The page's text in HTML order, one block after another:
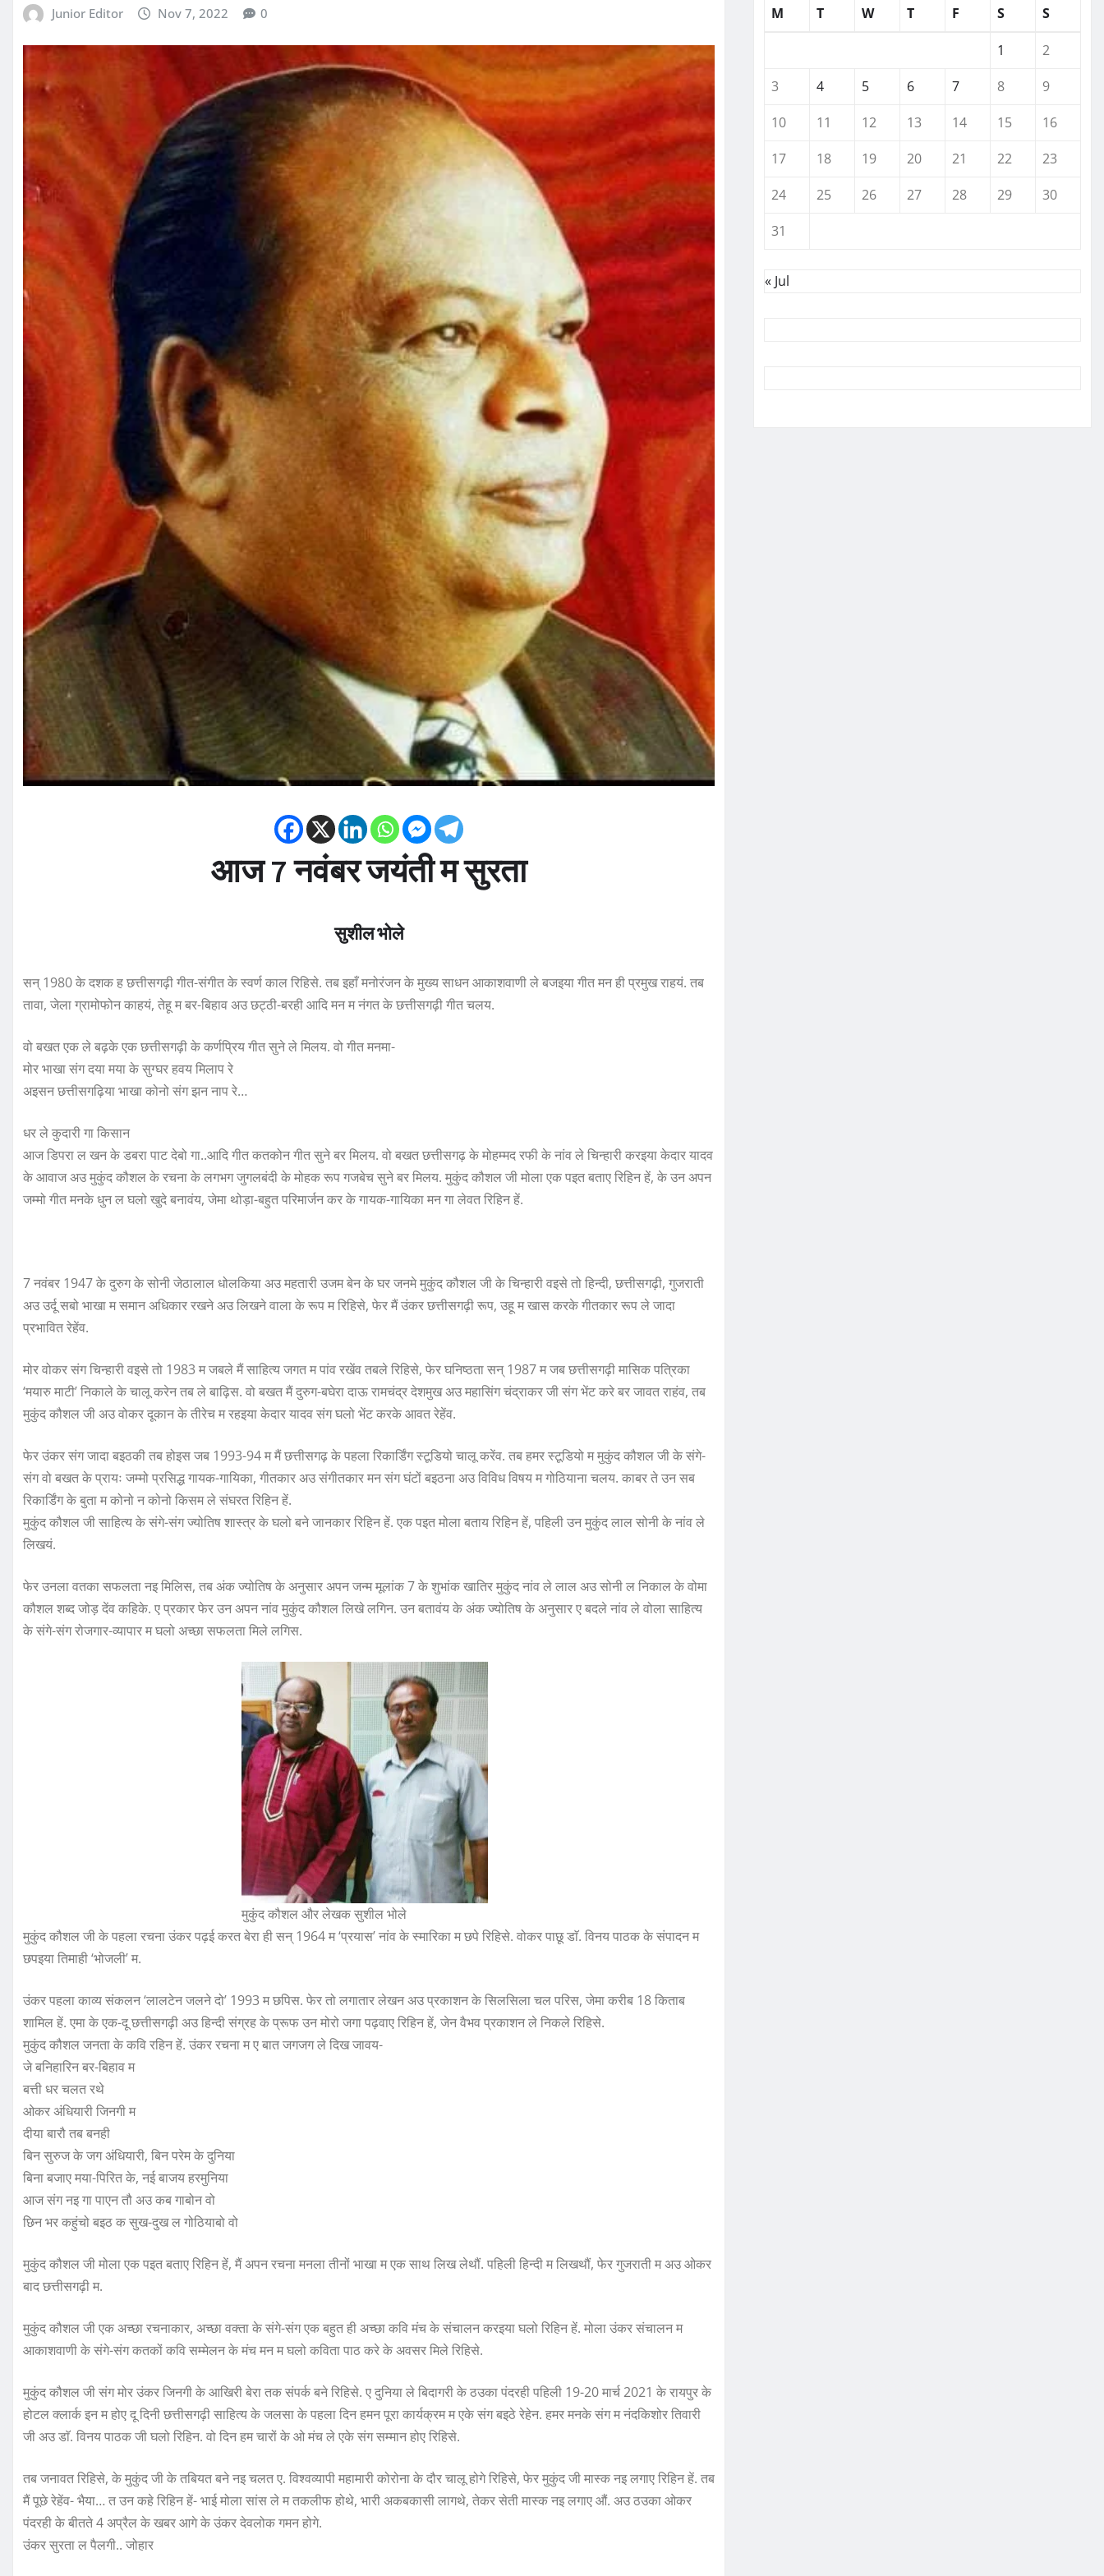
Junior Editor Nov 7, 2022 0
आज 7 नवंबर जयंती म सुरता
सुशील भोले
सन् 1980 के दशक ह छत्तीसगढ़ी गीत-संगीत के स्वर्ण काल रिहिसे. तब इहाँ मनोरंजन के मुख्य साधन आकाशवाणी ले बजइया गीत मन ही प्रमुख राहयं. तब
तावा, जेला ग्रामोफोन काहयं, तेहू म बर-बिहाव अउ छट्ठी-बरही आदि मन म नंगत के छत्तीसगढ़ी गीत चलय.
वो बखत एक ले बढ़के एक छत्तीसगढ़ी के कर्णप्रिय गीत सुने ले मिलय. वो गीत मनमा-
मोर भाखा संग दया मया के सुग्घर हवय मिलाप रे
अइसन छत्तीसगढ़िया भाखा कोनो संग झन नाप रे…
धर ले कुदारी गा किसान
आज डिपरा ल खन के डबरा पाट देबो गा..आदि गीत कतकोन गीत सुने बर मिलय. वो बखत छत्तीसगढ़ के मोहम्मद रफी के नांव ले चिन्हारी करइया केदार यादव
के आवाज अउ मुकुंद कौशल के रचना के लगभग जुगलबंदी के मोहक रूप गजबेच सुने बर मिलय. मुकुंद कौशल जी मोला एक पइत बताए रिहिन हें, के उन अपन
जम्मो गीत मनके धुन ल घलो खुदे बनावंय, जेमा थोड़ा-बहुत परिमार्जन कर के गायक-गायिका मन गा लेवत रिहिन हें.
7 नवंबर 1947 के दुरुग के सोनी जेठालाल धोलकिया अउ महतारी उजम बेन के घर जनमे मुकुंद कौशल जी के चिन्हारी वइसे तो हिन्दी, छत्तीसगढ़ी, गुजराती
अउ उर्दू सबो भाखा म समान अधिकार रखने अउ लिखने वाला के रूप म रिहिसे, फेर मैं उंकर छत्तीसगढ़ी रूप, उहू म खास करके गीतकार रूप ले जादा
प्रभावित रेहेंव.
मोर वोकर संग चिन्हारी वइसे तो 1983 म जबले मैं साहित्य जगत म पांव रखेंव तबले रिहिसे, फेर घनिष्ठता सन् 1987 म जब छत्तीसगढ़ी मासिक पत्रिका
‘मयारु माटी’ निकाले के चालू करेन तब ले बाढ़िस. वो बखत मैं दुरुग-बघेरा दाऊ रामचंद्र देशमुख अउ महासिंग चंद्राकर जी संग भेंट करे बर जावत राहंव, तब
मुकुंद कौशल जी अउ वोकर दूकान के तीरेच म रहइया केदार यादव संग घलो भेंट करके आवत रेहेंव.
फेर उंकर संग जादा बइठकी तब होइस जब 1993-94 म मैं छत्तीसगढ़ के पहला रिकार्डिंग स्टूडियो चालू करेंव. तब हमर स्टूडियो म मुकुंद कौशल जी के संगे-
संग वो बखत के प्रायः जम्मो प्रसिद्ध गायक-गायिका, गीतकार अउ संगीतकार मन संग घंटों बइठना अउ विविध विषय म गोठियाना चलय. काबर ते उन सब
रिकार्डिंग के बुता म कोनो न कोनो किसम ले संघरत रिहिन हें.
मुकुंद कौशल जी साहित्य के संगे-संग ज्योतिष शास्त्र के घलो बने जानकार रिहिन हें. एक पइत मोला बताय रिहिन हें, पहिली उन मुकुंद लाल सोनी के नांव ले
लिखयं.
फेर उनला वतका सफलता नइ मिलिस, तब अंक ज्योतिष के अनुसार अपन जन्म मूलांक 7 के शुभांक खातिर मुकुंद नांव ले लाल अउ सोनी ल निकाल के वोमा
कौशल शब्द जोड़ देंव कहिके. ए प्रकार फेर उन अपन नांव मुकुंद कौशल लिखे लगिन. उन बतावंय के अंक ज्योतिष के अनुसार ए बदले नांव ले वोला साहित्य
के संगे-संग रोजगार-व्यापार म घलो अच्छा सफलता मिले लगिस.
मुकुंद कौशल और लेखक सुशील भोले
मुकुंद कौशल जी के पहला रचना उंकर पढ़ई करत बेरा ही सन् 1964 म ‘प्रयास’ नांव के स्मारिका म छपे रिहिसे. वोकर पाछू डाॅ. विनय पाठक के संपादन म
छपइया तिमाही ‘भोजली’ म.
उंकर पहला काव्य संकलन ‘लालटेन जलने दो’ 1993 म छपिस. फेर तो लगातार लेखन अउ प्रकाशन के सिलसिला चल परिस, जेमा करीब 18 किताब
शामिल हें. एमा के एक-दू छत्तीसगढ़ी अउ हिन्दी संग्रह के प्रूफ उन मोरो जगा पढ़वाए रिहिन हें, जेन वैभव प्रकाशन ले निकले रिहिसे.
मुकुंद कौशल जनता के कवि रहिन हें. उंकर रचना म ए बात जगजग ले दिख जावय-
जे बनिहारिन बर-बिहाव म
बत्ती धर चलत रथे
ओकर अंधियारी जिनगी म
दीया बारौ तब बनही
बिन सुरुज के जग अंधियारी, बिन परेम के दुनिया
बिना बजाए मया-पिरित के, नई बाजय हरमुनिया
आज संग नइ गा पाएन तौ अउ कब गाबोन वो
छिन भर कहुंचो बइठ क सुख-दुख ल गोठियाबो वो
मुकुंद कौशल जी मोला एक पइत बताए रिहिन हें, मैं अपन रचना मनला तीनों भाखा म एक साथ लिख लेथौं. पहिली हिन्दी म लिखथौं, फेर गुजराती म अउ ओकर
बाद छत्तीसगढ़ी म.
मुकुंद कौशल जी एक अच्छा रचनाकार, अच्छा वक्ता के संगे-संग एक बहुत ही अच्छा कवि मंच के संचालन करइया घलो रिहिन हें. मोला उंकर संचालन म
आकाशवाणी के संगे-संग कतकों कवि सम्मेलन के मंच मन म घलो कविता पाठ करे के अवसर मिले रिहिसे.
मुकुंद कौशल जी संग मोर उंकर जिनगी के आखिरी बेरा तक संपर्क बने रिहिसे. ए दुनिया ले बिदागरी के ठउका पंदरही पहिली 19-20 मार्च 2021 के रायपुर के
होटल क्लार्क इन म होए दू दिनी छत्तीसगढ़ी साहित्य के जलसा के पहला दिन हमन पूरा कार्यक्रम म एके संग बइठे रेहेन. हमर मनके संग म नंदकिशोर तिवारी
जी अउ डाॅ. विनय पाठक जी घलो रिहिन. वो दिन हम चारों के ओ मंच ले एके संग सम्मान होए रिहिसे.
तब जनावत रिहिसे, के मुकुंद जी के तबियत बने नइ चलत ए. विश्वव्यापी महामारी कोरोना के दौर चालू होगे रिहिसे, फेर मुकुंद जी मास्क नइ लगाए रिहिन हें. तब
मैं पूछे रेहेंव- भैया… त उन कहे रिहिन हें- भाई मोला सांस ले म तकलीफ होथे, भारी अकबकासी लागथे, तेकर सेती मास्क नइ लगाए औं. अउ ठउका ओकर
पंदरही के बीतते 4 अप्रैल के खबर आगे के उंकर देवलोक गमन होगे.
उंकर सुरता ल पैलगी.. जोहार
M
T W T F S S
1
2
3
4 5 6 7 8
9
10
11 12 13 14 15
16
17
18 19 20 21 22
23
24
25 26 27 28 29
30
31
« Jul